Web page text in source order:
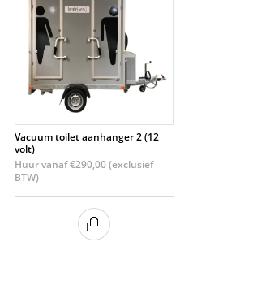
Vacuum toilet aanhanger 2 (12
volt)
Huur vanaf€290,00(exclusief
BTW)